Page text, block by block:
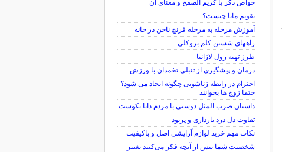
خواص ذکر یا کریم الصفح و معنای آن
تقویم مایا چیست؟
آموزش مرحله به مرحله فرنچ ناخن در خانه
راههای شستن کلم بروکلی
طرز تهیه رول لازانیا
درمان و پیشگیری از تنبلی تخمدان با ورزش
احترام در رابطه زناشویی چگونه ایجاد می شود؟
حتما زوج ها بخوانند
داستان ضرب المثل دوستی با مردم دانا نكوست
تفاوت دل درد بارداری و پریود
نکات مهم خرید لوازم آرایشی اصل و باکیفیت
شخصیت شما بیش از آنچه فکر می‌کنید تغییر